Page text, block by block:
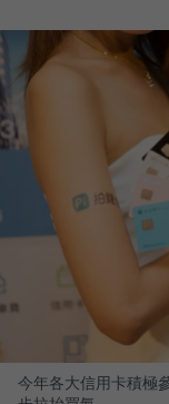
今年各大信用卡積極